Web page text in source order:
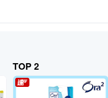
TOP 2